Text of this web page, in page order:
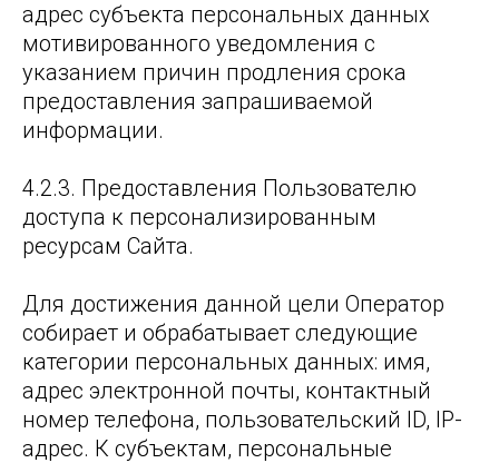
адрес субъекта персональных данных
мотивированного уведомления с
указанием причин продления срока
предоставления запрашиваемой
информации.
4.2.3. Предоставления Пользователю
доступа к персонализированным
ресурсам Сайта.
Для достижения данной цели Оператор
собирает и обрабатывает следующие
категории персональных данных: имя,
адрес электронной почты, контактный
номер телефона, пользовательский ID, IP-
адрес. К субъектам, персональные